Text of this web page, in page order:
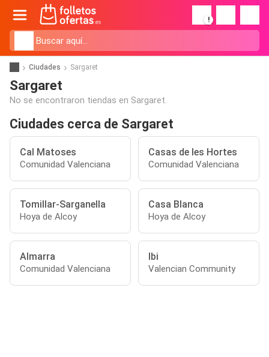
!
Ciudades Sargaret
Sargaret
No se encontraron tiendas en Sargaret.
Ciudades cerca de Sargaret
Cal Matoses
Comunidad Valenciana
Casas de les Hortes
Comunidad Valenciana
Tomillar-Sarganella
Hoya de Alcoy
Casa Blanca
Hoya de Alcoy
Almarra
Comunidad Valenciana
Ibi
Valencian Community